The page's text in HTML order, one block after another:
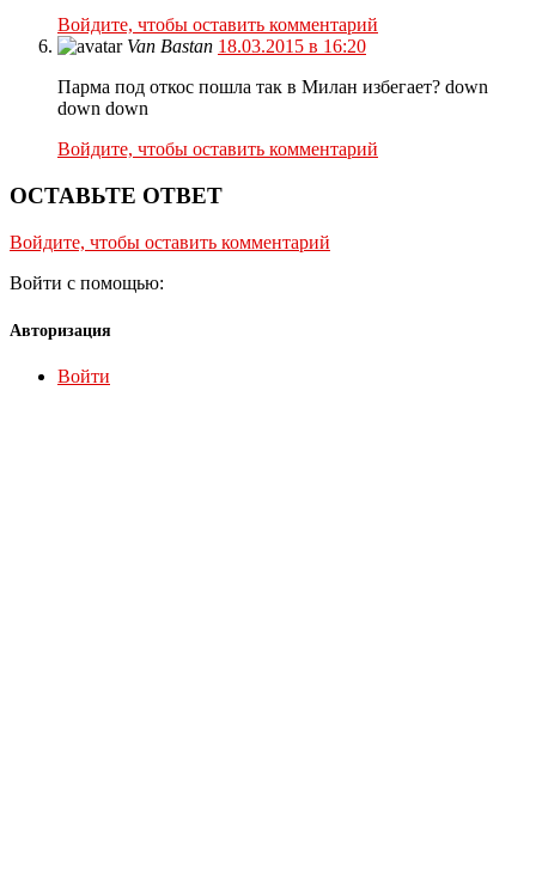
Войдите, чтобы оставить комментарий
Van Bastan 18.03.2015 в 16:20
Парма под откос пошла так в Милан избегает? down
down down
Войдите, чтобы оставить комментарий
ОСТАВЬТЕ ОТВЕТ
Войдите, чтобы оставить комментарий
Войти с помощью:
Авторизация
Войти